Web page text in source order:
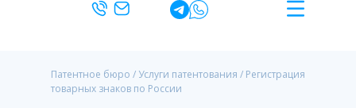
Патентное бюро / Услуги патентования / Регистрация
товарных знаков по России